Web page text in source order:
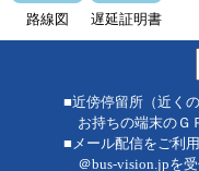
路線図 遅延証明書
■近傍停留所（近く
お持ちの端末のＧ
■メール配信をご利
＠bus-vision.jpを受